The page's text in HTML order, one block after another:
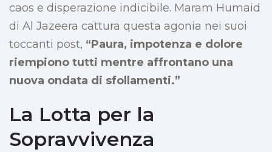
caos e disperazione indicibile. Maram Humaid
di Al Jazeera cattura questa agonia nei suoi
toccanti post, “Paura, impotenza e dolore
riempiono tutti mentre affrontano una
nuova ondata di sfollamenti.”
La Lotta per la
Sopravvivenza